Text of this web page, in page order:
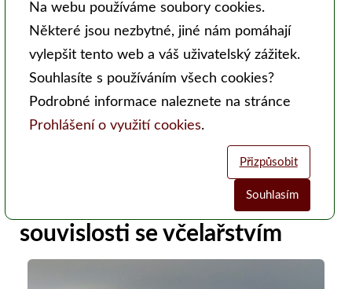
Celý článek je v tištěné a elektronické verzi
Moderního včelaře.
Toto číslo Moderního včelaře si můžete
zakoupitZDE,
jeho další obsah si můžete prohlédnout ZDE
genomických technikách v
souvislosti se včelařstvím
Na webu používáme soubory cookies.
Některé jsou nezbytné, jiné nám pomáhají
vylepšit tento web a váš uživatelský zážitek.
Souhlasíte s používáním všech cookies?
Podrobné informace naleznete na stránce
Prohlášení o využití cookies.
Přizpůsobit
Souhlasím
Funkční cookies (vždy aktivní)
Analytické cookies